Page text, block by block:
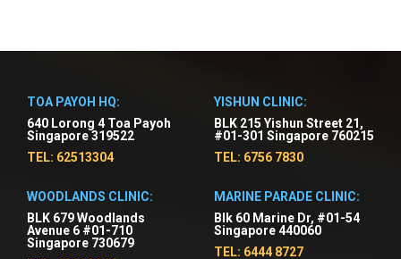
TOA PAYOH HQ:
640 Lorong 4 Toa Payoh
Singapore 319522
TEL: 62513304
WOODLANDS CLINIC:
BLK 679 Woodlands
Avenue 6 #01-710
Singapore 730679
YISHUN CLINIC:
BLK 215 Yishun Street 21,
#01-301 Singapore 760215
TEL: 6756 7830
MARINE PARADE CLINIC:
Blk 60 Marine Dr, #01-54
Singapore 440060
TEL: 6444 8727